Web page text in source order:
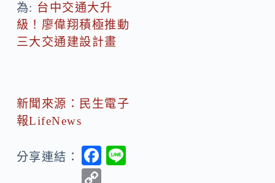
為: 台中交通大升
級！廖偉翔積極推動
三大交通建設計畫
新聞來源：民生電子
報LifeNews
分享連結：
F